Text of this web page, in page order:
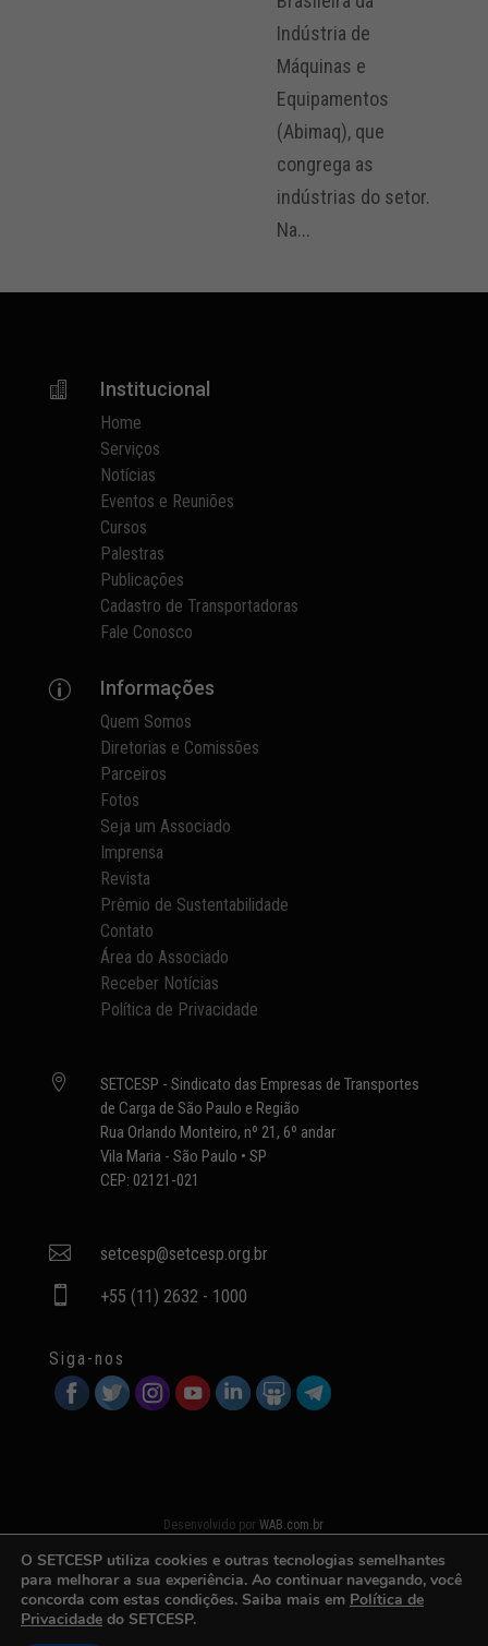
Indústria de
Máquinas e
Equipamentos
(Abimaq), que
congrega as
indústrias do setor.
Na...
 Institucional
Home
Serviços
Notícias
Eventos e Reuniões
Cursos
Palestras
Publicações
Cadastro de Transportadoras
Fale Conosco
p Informações
Quem Somos
Diretorias e Comissões
Parceiros
Fotos
Seja um Associado
Imprensa
Revista
Prêmio de Sustentabilidade
Contato
Área do Associado
Receber Notícias
Política de Privacidade

SETCESP - Sindicato das Empresas de Transportes
de Carga de São Paulo e Região
Rua Orlando Monteiro, nº 21, 6º andar
Vila Maria - São Paulo • SP
CEP: 02121-021
 setcesp@setcesp.org.br
 +55 (11) 2632 - 1000
Siga-nos
Desenvolvido porWAB.com.br
O SETCESP utiliza cookies e outras tecnologias semelhantes
para melhorar a sua experiência. Ao continuar navegando, você
concorda com estas condições. Saiba mais em Política de
Privacidade do SETCESP.